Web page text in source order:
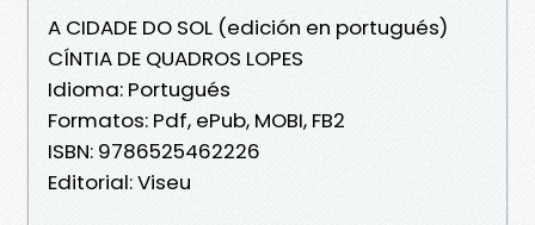
A CIDADE DO SOL (edición en portugués)
CÍNTIA DE QUADROS LOPES
Idioma: Portugués
Formatos: Pdf, ePub, MOBI, FB2
ISBN: 9786525462226
Editorial: Viseu